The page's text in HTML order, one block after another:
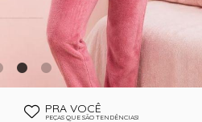
PRA VOCÊ
PEÇAS QUE SÃO TENDÊNCIAS!